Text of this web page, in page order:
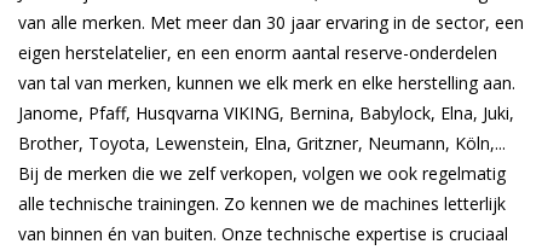
van alle merken. Met meer dan 30 jaar ervaring in de sector, een
eigen herstelatelier, en een enorm aantal reserve-onderdelen
van tal van merken, kunnen we elk merk en elke herstelling aan.
Janome, Pfaff, Husqvarna VIKING, Bernina, Babylock, Elna, Juki,
Brother, Toyota, Lewenstein, Elna, Gritzner, Neumann, Köln,...
Bij de merken die we zelf verkopen, volgen we ook regelmatig
alle technische trainingen. Zo kennen we de machines letterlijk
van binnen én van buiten. Onze technische expertise is cruciaal